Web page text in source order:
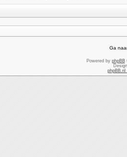
Ga
Powered by phpBB
phpBB.nl